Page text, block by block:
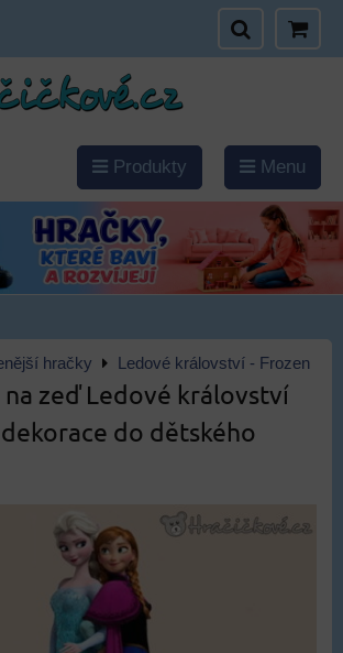
Produkty Menu
hračky Ledové království - Frozen
na zeď Ledové království
do dětského